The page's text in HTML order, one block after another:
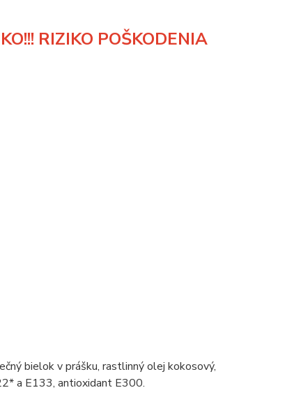
RIZIKO POŠKODENIA
bielok v prášku, rastlinný olej kokosový,
a E133, antioxidant E300.